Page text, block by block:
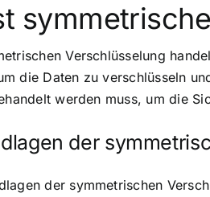
Verschlüsselung
die Daten zu verschlüsseln
werden muss, um die
der
der symmetrischen